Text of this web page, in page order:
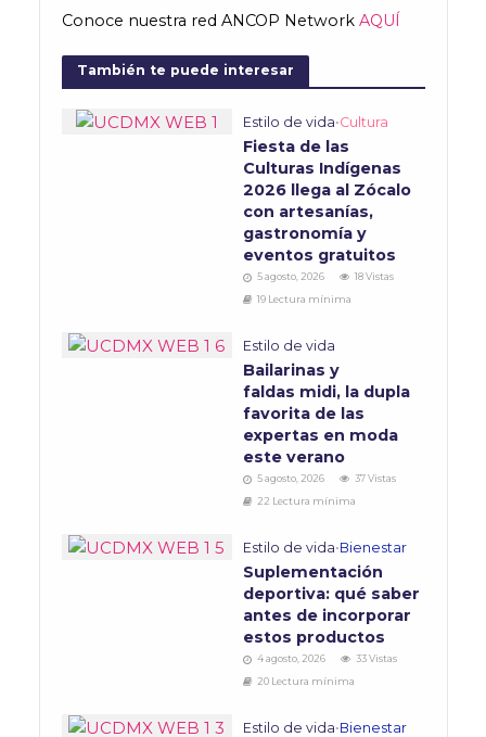
Conoce nuestra red ANCOP Network AQUÍ
También te puede interesar
Estilo de vida•Cultura
Fiesta de las
Culturas Indígenas
2026 llega al Zócalo
con artesanías,
gastronomía y
eventos gratuitos
5 agosto, 2026
18 Vistas
19 Lectura mínima
Estilo de vida
Bailarinas y
faldas midi, la dupla
favorita de las
expertas en moda
este verano
5 agosto, 2026
37 Vistas
22 Lectura mínima
Estilo de vida•Bienestar
Suplementación
deportiva: qué saber
antes de incorporar
estos productos
4 agosto, 2026
33 Vistas
20 Lectura mínima
Estilo de vida•Bienestar